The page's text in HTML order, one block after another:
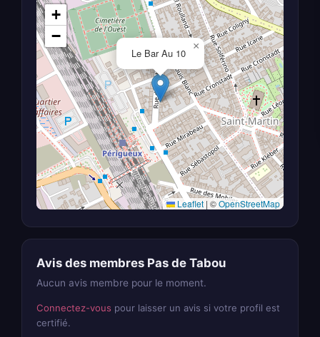
Le Bar Au 10
×
+
−
Leaflet | ©OpenStreetMap
Avis des membres Pas de Tabou
Aucun avis membre pour le moment.
Connectez-vous pour laisser un avis si votre profil est
certifié.